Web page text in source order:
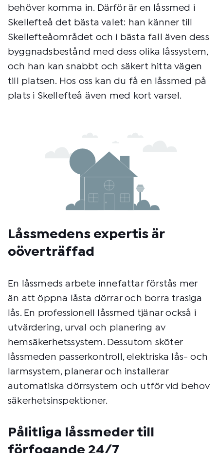
behöver komma in. Därför är en låssmed i
Skellefteå det bästa valet: han känner till
Skellefteåområdet och i bästa fall även dess
byggnadsbestånd med dess olika låssystem,
och han kan snabbt och säkert hitta vägen
till platsen. Hos oss kan du få en låssmed på
plats i Skellefteå även med kort varsel.
Låssmedens expertis är
oöverträffad
En låssmeds arbete innefattar förstås mer
än att öppna låsta dörrar och borra trasiga
lås. En professionell låssmed tjänar också i
utvärdering, urval och planering av
hemsäkerhetssystem. Dessutom sköter
låssmeden passerkontroll, elektriska lås- och
larmsystem, planerar och installerar
automatiska dörrsystem och utför vid behov
säkerhetsinspektioner.
Pålitliga låssmeder till
förfogande 24/7